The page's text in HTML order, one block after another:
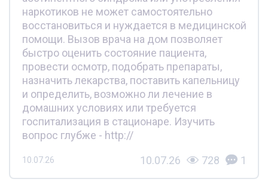
наркотиков не может самостоятельно
восстановиться и нуждается в медицинской
помощи. Вызов врача на дом позволяет
быстро оценить состояние пациента,
провести осмотр, подобрать препараты,
назначить лекарства, поставить капельницу
и определить, возможно ли лечение в
домашних условиях или требуется
госпитализация в стационаре. Изучить
вопрос глубже - http://
10.07.26 10.07.26 728 1